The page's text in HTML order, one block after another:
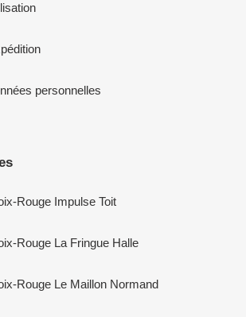
personnelles
Rouge Impulse Toit
Rouge La Fringue Halle
Rouge Le Maillon Normand